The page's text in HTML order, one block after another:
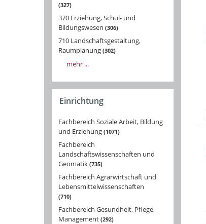
327
370 Erziehung, Schul- und
Bildungswesen 306
710 Landschaftsgestaltung,
Raumplanung 302
mehr ...
Einrichtung
Fachbereich Soziale Arbeit, Bildung
und Erziehung 1071
Fachbereich
Landschaftswissenschaften und
Geomatik 735
Fachbereich Agrarwirtschaft und
Lebensmittelwissenschaften
710
Fachbereich Gesundheit, Pflege,
Management 292